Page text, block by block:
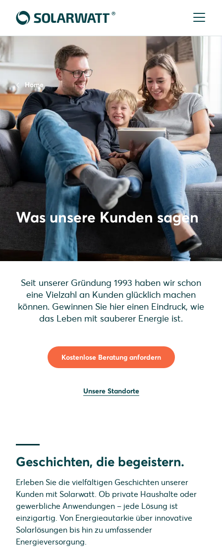
Home
Was unsere Kunden sagen
Seit unserer Gründung 1993 haben wir schon
eine Vielzahl an Kunden glücklich machen
können. Gewinnen Sie hier einen Eindruck, wie
das Leben mit sauberer Energie ist.
Kostenlose Beratung anfordern
Unsere Standorte
Geschichten, die begeistern.
Erleben Sie die vielfältigen Geschichten unserer
Kunden mit Solarwatt. Ob private Haushalte oder
gewerbliche Anwendungen – jede Lösung ist
einzigartig. Von Energieautarkie über innovative
Solarlösungen bis hin zu umfassender
Energieversorgung.